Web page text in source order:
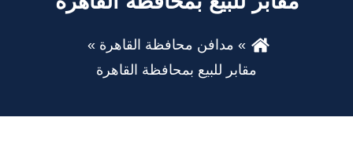
مدافن محافظة القاهرة
مقابر للبيع بمحافظة القاهرة